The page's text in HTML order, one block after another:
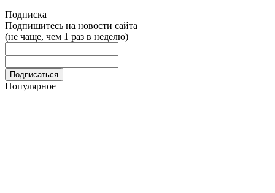
Подписка
Подпишитесь на новости сайта
(не чаще, чем 1 раз в неделю)
Популярное